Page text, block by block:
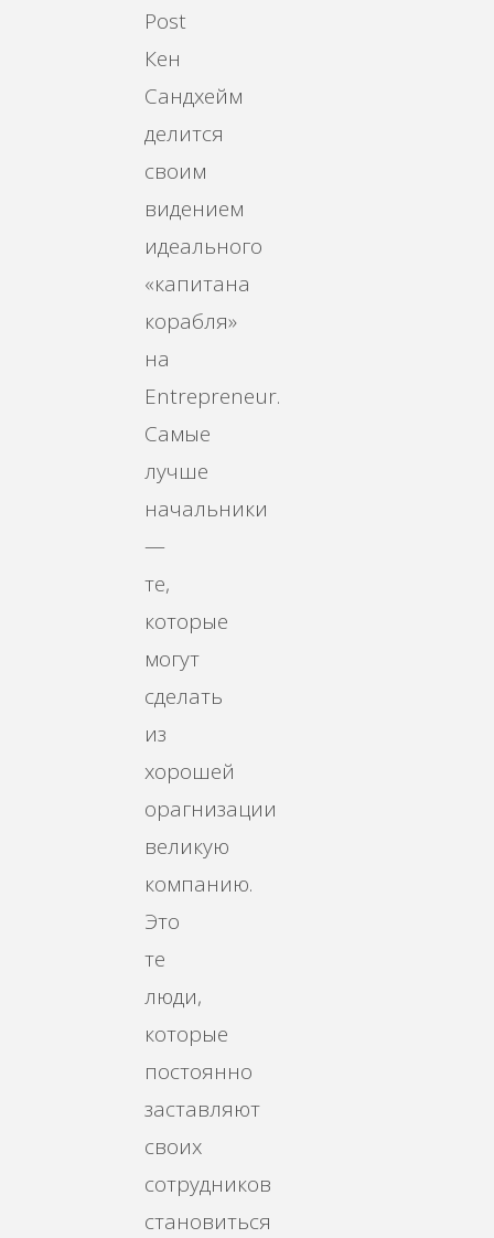
Post
Кен
Сандхейм
делится
своим
видением
идеального
«капитана
корабля»
на
Entrepreneur.
Самые
лучше
начальники
—
те,
которые
могут
сделать
из
хорошей
орагнизации
великую
компанию.
Это
те
люди,
которые
постоянно
заставляют
своих
сотрудников
становиться